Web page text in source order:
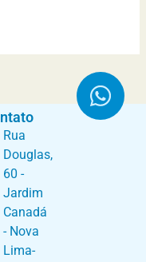
Rua
Douglas,
60 -
Jardim
Canadá
- Nova
Lima-
W